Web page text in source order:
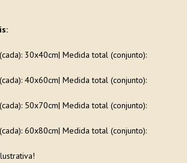
30x40cm| Medida total (conjunto):
40x60cm| Medida total (conjunto):
50x70cm| Medida total (conjunto):
60x80cm| Medida total (conjunto):